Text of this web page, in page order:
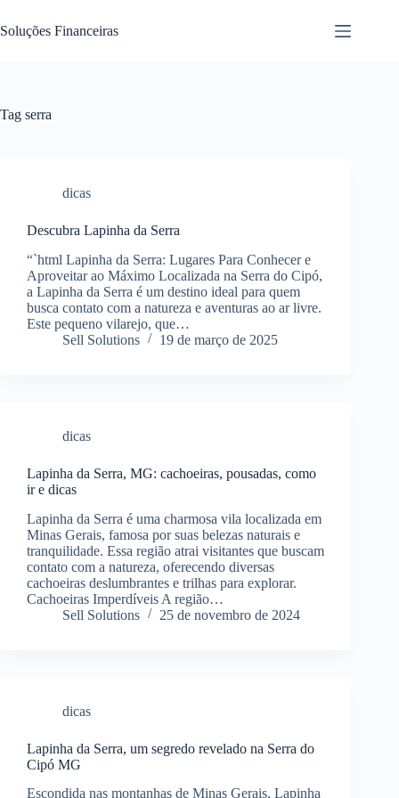
para
o
Soluções Financeiras
Tag serra
dicas
Descubra Lapinha da Serra
“`html Lapinha da Serra: Lugares Para Conhecer e
Aproveitar ao Máximo Localizada na Serra do Cipó,
a Lapinha da Serra é um destino ideal para quem
busca contato com a natureza e aventuras ao ar livre.
Este pequeno vilarejo, que…
Sell Solutions
19 de março de 2025
dicas
Lapinha da Serra, MG: cachoeiras, pousadas, como
ir e dicas
Lapinha da Serra é uma charmosa vila localizada em
Minas Gerais, famosa por suas belezas naturais e
tranquilidade. Essa região atrai visitantes que buscam
contato com a natureza, oferecendo diversas
cachoeiras deslumbrantes e trilhas para explorar.
Cachoeiras Imperdíveis A região…
Sell Solutions
25 de novembro de 2024
dicas
Lapinha da Serra, um segredo revelado na Serra do
Cipó MG
Escondida nas montanhas de Minas Gerais, Lapinha